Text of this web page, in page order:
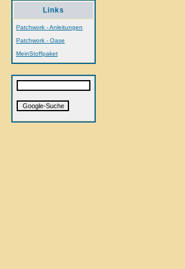
Links
Patchwork - Anleitungen
Patchwork - Oase
MeinStoffpaket